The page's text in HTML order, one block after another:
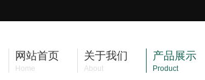
网站首页
Home
关于我们
About
产品展示
Product